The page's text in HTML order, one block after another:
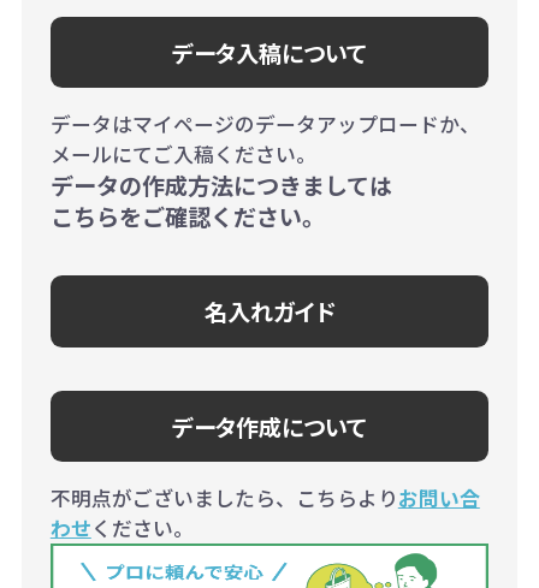
データ入稿について
データはマイページのデータアップロードか、
メールにてご入稿ください。
データの作成方法につきましては
こちらをご確認ください。
名入れガイド
データ作成について
不明点がございましたら、こちらよりお問い合
わせください。